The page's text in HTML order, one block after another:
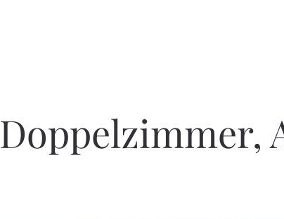
Doppelzimmer,